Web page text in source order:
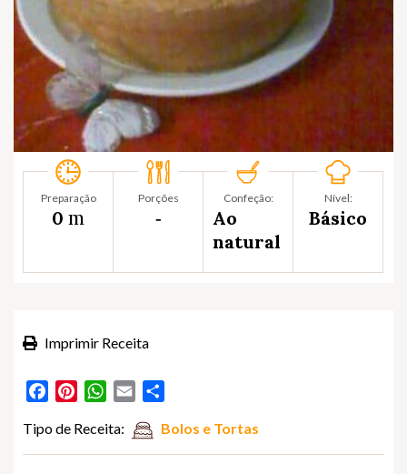
Preparação
0 m
Porções
‐
Confeção:
Ao
natural
Nível:
Básico
Imprimir Receita
FacebookPinterestWhatsApp
Email
Tipo de Receita: Bolos e Tortas